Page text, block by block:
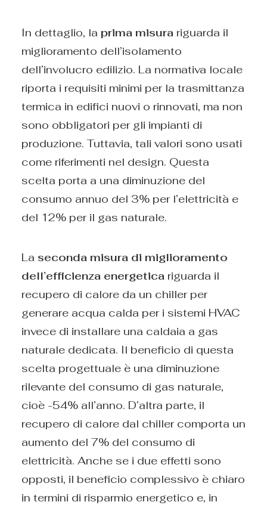
In dettaglio, la prima misura riguarda il
miglioramento dell’isolamento
dell’involucro edilizio. La normativa locale
riporta i requisiti minimi per la trasmittanza
termica in edifici nuovi o rinnovati, ma non
sono obbligatori per gli impianti di
produzione. Tuttavia, tali valori sono usati
come riferimenti nel design. Questa
scelta porta a una diminuzione del
consumo annuo del 3% per l’elettricità e
del 12% per il gas naturale.
La seconda misura di miglioramento
dell’efficienza energetica riguarda il
recupero di calore da un chiller per
generare acqua calda per i sistemi HVAC
invece di installare una caldaia a gas
naturale dedicata. Il beneficio di questa
scelta progettuale è una diminuzione
rilevante del consumo di gas naturale,
cioè -54% all’anno. D’altra parte, il
recupero di calore dal chiller comporta un
aumento del 7% del consumo di
elettricità. Anche se i due effetti sono
opposti, il beneficio complessivo è chiaro
in termini di risparmio energetico e, in